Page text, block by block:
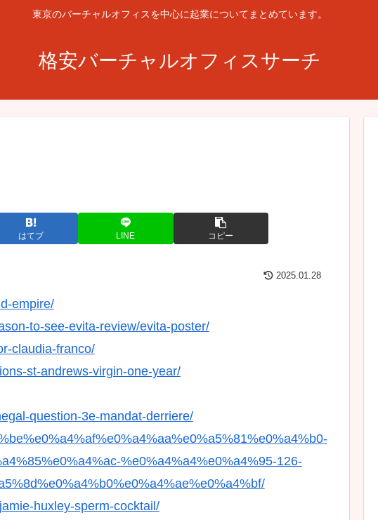
東京のバーチャルオフィスを中心に起業についてまとめています。
格安バーチャルオフィスサーチ
はてブ LINE コピー
2025.01.28
empire/
to-see-evita-review/evita-poster/
claudia-franco/
st-andrews-virgin-one-year/
question-3e-mandat-derriere/
%e0%a4%a4%e0%a4%95-126-
huxley-sperm-cocktail/